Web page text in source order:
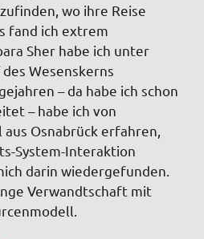
wo ihre Reise
fand ich extrem
Sher habe ich unter
Wesenskerns
– da habe ich schon
– habe ich von
Osnabrück erfahren,
System-Interaktion
darin wiedergefunden.
Verwandtschaft mit